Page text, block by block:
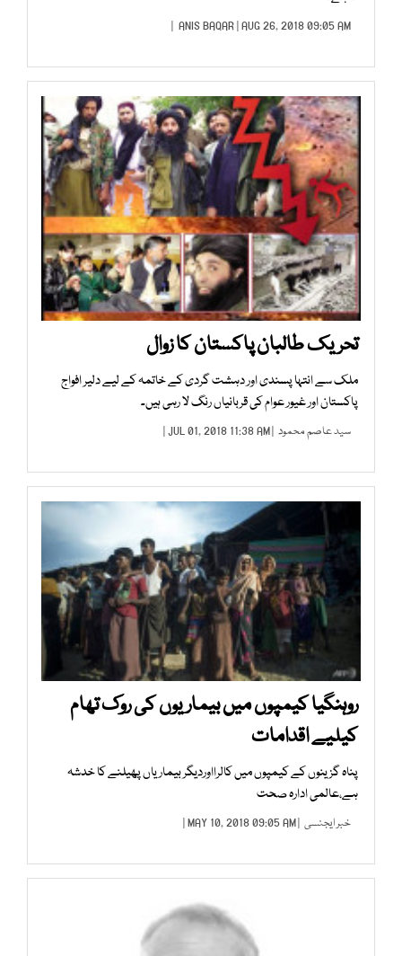
ANIS BAQAR| AUG 26, 2018 09:05 AM |
تحریک طالبان پاکستان کا زوال
ملک سے انتہا پسندی اور دہشت گردی کے خاتمہ کے لیے دلیر افواج
پاکستان اور غیور عوام کی قربانیاں رنگ لا رہی ہیں۔
سید عاصم محمود | JUL 01, 2018 11:38 AM |
روہنگیا کیمپوں میں بیماریوں کی روک تھام
کیلیے اقدامات
پناہ گزینوں کے کیمپوں میں کالرااوردیگر بیماریاں پھیلنے کا خدشہ
ہے،عالمی ادارہ صحت
خبر ایجنسی | MAY 10, 2018 09:05 AM |